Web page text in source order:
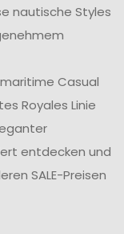
nautische Styles
Casual
Royales Linie
entdecken und
SALE-Preisen